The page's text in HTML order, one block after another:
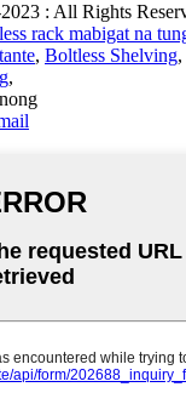
: All Rights
rack mabigat na
, Boltless Shelving,
,